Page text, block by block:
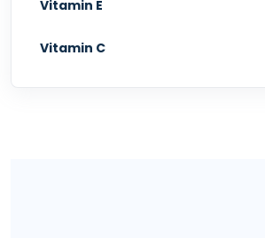
Vitamin E
Vitamin C